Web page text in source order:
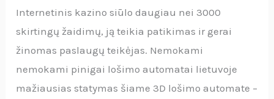
Internetinis kazino siūlo daugiau nei 3000
skirtingų žaidimų, ją teikia patikimas ir gerai
žinomas paslaugų teikėjas. Nemokami
nemokami pinigai lošimo automatai lietuvoje
mažiausias statymas šiame 3D lošimo automate –